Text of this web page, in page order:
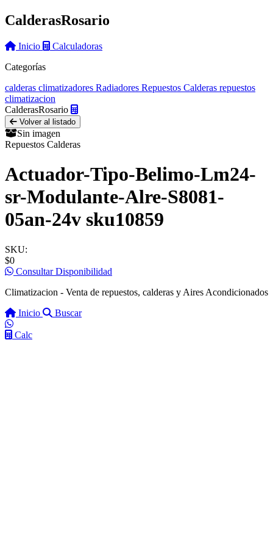
CalderasRosario
Inicio
Calculadoras
Categorías
calderas climatizadores Radiadores Repuestos Calderas repuestos
climatizacion
CalderasRosario
Volver al listado
Sin imagen
Repuestos Calderas
Actuador-Tipo-Belimo-Lm24-
sr-Modulante-Alre-S8081-
05an-24v sku10859
SKU:
$0
Consultar Disponibilidad
Climatizacion - Venta de repuestos, calderas y Aires Acondicionados
Inicio
Buscar
Calc